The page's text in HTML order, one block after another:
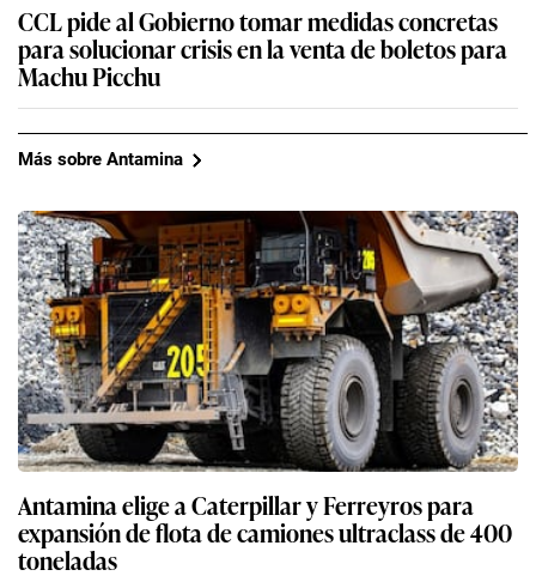
CCL pide al Gobierno tomar medidas concretas
para solucionar crisis en la venta de boletos para
Machu Picchu
Más sobre Antamina
Antamina elige a Caterpillar y Ferreyros para
expansión de flota de camiones ultraclass de 400
toneladas